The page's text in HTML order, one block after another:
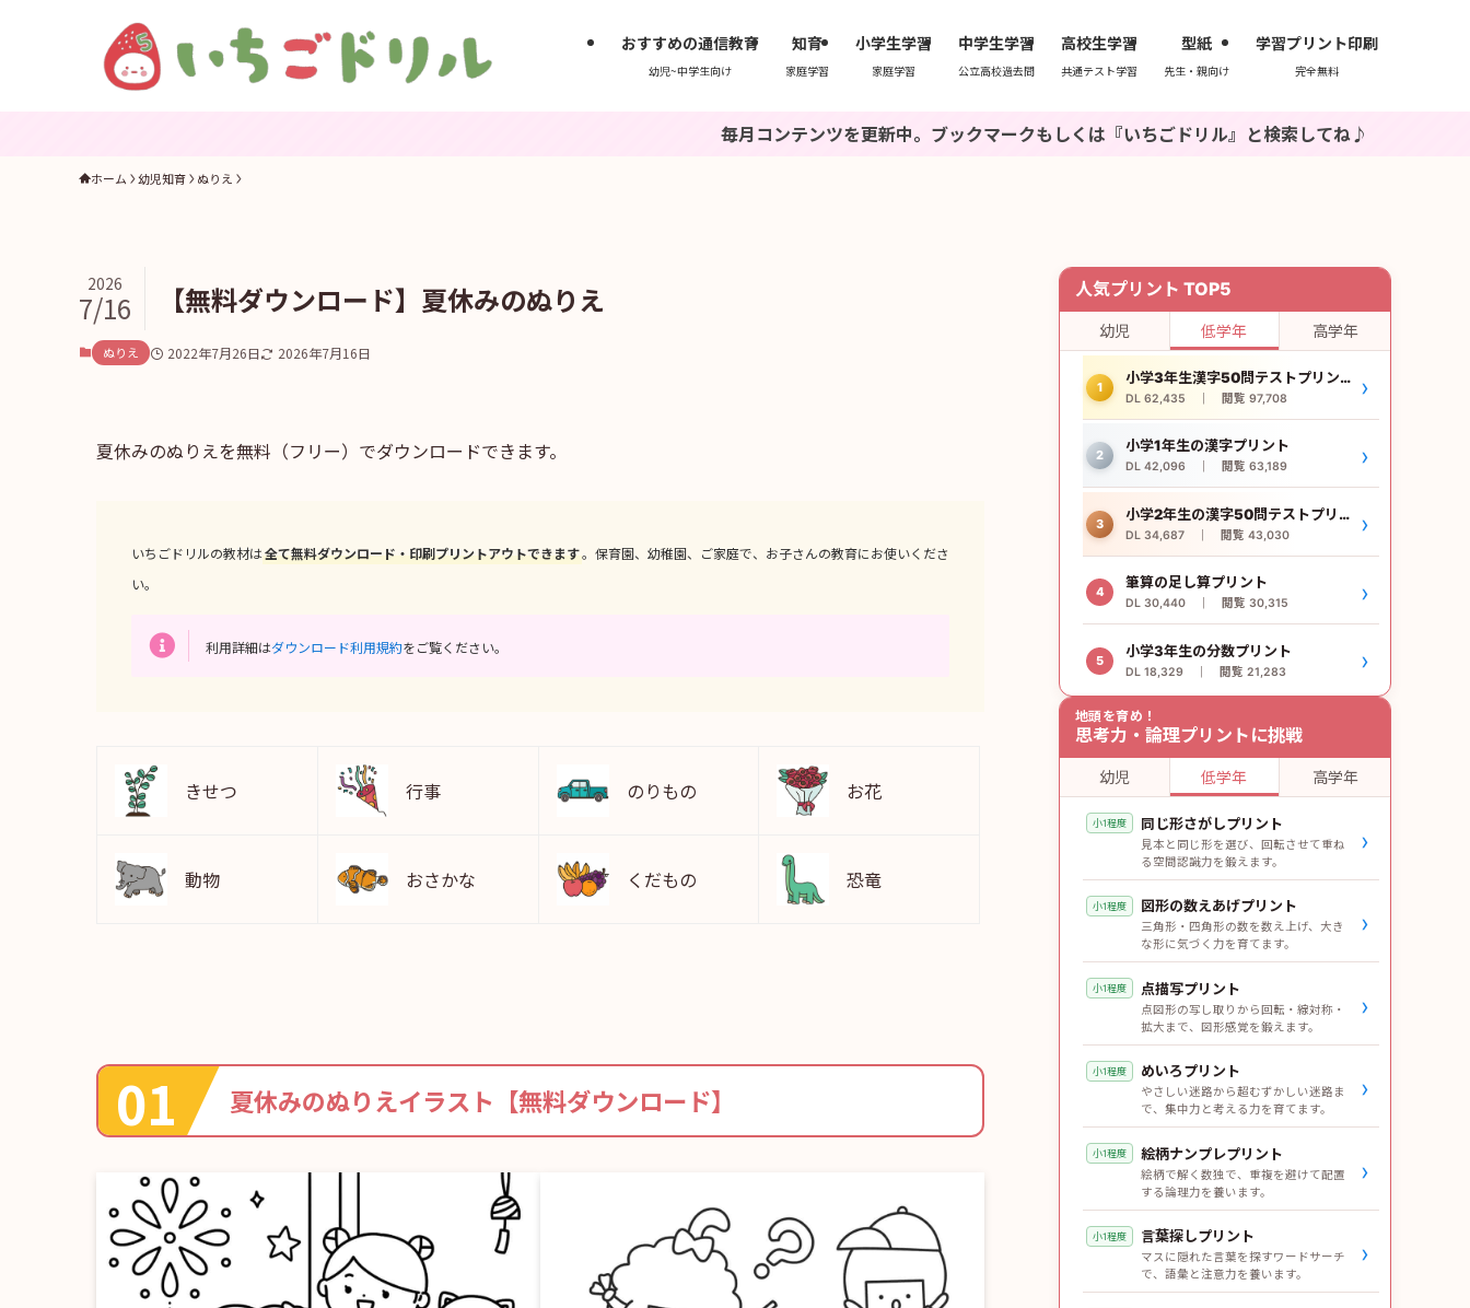
おすすめの通信教育
幼児~中学生向け
知育
家庭学習
小学生学習
家庭学習
中学生学習
公立高校過去問
高校生学習
共通テスト学習
型紙
先生・親向け
学習プリント印刷
完全無料
毎月コンテンツを更新中。ブックマークもしくは『いちごドリル』と検索してね♪
ホーム 幼児知育 ぬりえ
【無料ダウンロード】夏休みのぬりえ
2026
7/16
ぬりえ 2022年7月26日 2026年7月16日
夏休みのぬりえを無料（フリー）でダウンロードできます。
いちごドリルの教材は全て無料ダウンロード・印刷プリントアウトできます。保育園、幼稚園、ご家庭で、お子さんの教育にお使いくださ
い。
利用詳細はダウンロード利用規約をご覧ください。
きせつ 行事 のりもの お花
動物 おさかな くだもの 恐竜
夏休みのぬりえイラスト【無料ダウンロード】
人気プリント TOP5
幼児 低学年 高学年
1
小学3年生漢字50問テストプリント
DL 62,435 ｜ 閲覧 97,708 ›
2
小学1年生の漢字プリント
DL 42,096 ｜ 閲覧 63,189 ›
3
小学2年生の漢字50問テストプリント
DL 34,687 ｜ 閲覧 43,030 ›
4
筆算の足し算プリント
DL 30,440 ｜ 閲覧 30,315 ›
5
小学3年生の分数プリント
DL 18,329 ｜ 閲覧 21,283 ›
地頭を育め！
思考力・論理プリントに挑戦
幼児 低学年 高学年
小1程度 同じ形さがしプリント
見本と同じ形を選び、回転させて重ね
る空間認識力を鍛えます。
›
小1程度 図形の数えあげプリント
三角形・四角形の数を数え上げ、大き
な形に気づく力を育てます。
›
小1程度 点描写プリント
点図形の写し取りから回転・線対称・
拡大まで、図形感覚を鍛えます。
›
小1程度 めいろプリント
やさしい迷路から超むずかしい迷路ま
で、集中力と考える力を育てます。
›
小1程度 絵柄ナンプレプリント
絵柄で解く数独で、重複を避けて配置
する論理力を養います。
›
小1程度 言葉探しプリント
マスに隠れた言葉を探すワードサーチ
で、語彙と注意力を養います。
›